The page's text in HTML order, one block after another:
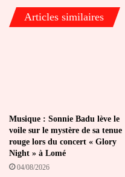
Articles similaires
Musique : Sonnie Badu lève le
voile sur le mystère de sa tenue
rouge lors du concert « Glory
Night » à Lomé
04/08/2026